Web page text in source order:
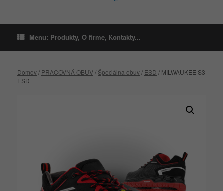
Menu: Produkty, O firme, Kontakty...
Domov/ PRACOVNÁ OBUV/ Špeciálna obuv/ ESD / MILWAUKEE S3
ESD